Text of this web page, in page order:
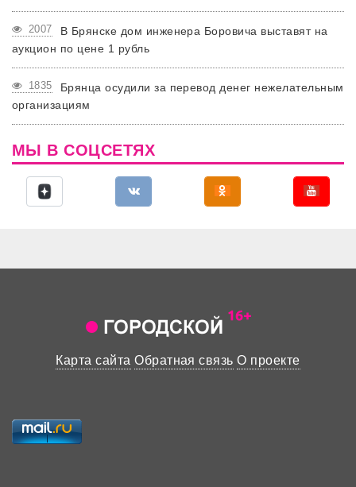
2007
В Брянске дом инженера Боровича выставят на
аукцион по цене 1 рубль
1835
Брянца осудили за перевод денег нежелательным
организациям
МЫ В СОЦСЕТЯХ
Карта сайта Обратная связь О проекте